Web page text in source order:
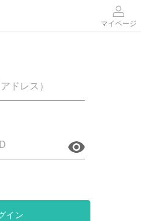
マイページ
ドレス）
イン